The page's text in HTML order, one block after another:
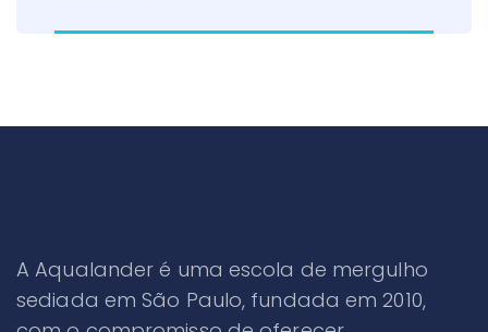
A Aqualander é uma escola de mergulho
sediada em São Paulo, fundada em 2010,